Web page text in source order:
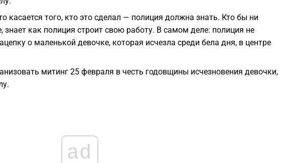
касается того, кто это сделал — полиция должна знать. Кто бы ни
знает как полиция строит свою работу. В самом деле: полиция не
о маленькой девочке, которая исчезла среди бела дня, в центре
митинг 25 февраля в честь годовщины исчезновения девочки,
ad